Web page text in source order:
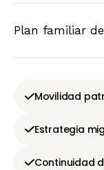
Plan familiar
Movilidad
Estrategia
Continuidad